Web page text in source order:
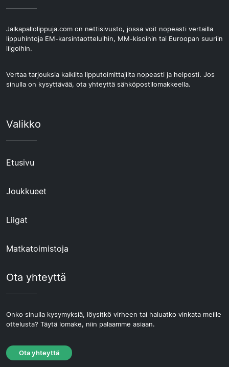
Jalkapallolippuja.com on nettisivusto, jossa voit nopeasti vertailla
lippuhintoja EM-karsintaotteluihin, MM-kisoihin tai Euroopan suuriin
liigoihin.
Vertaa tarjouksia kaikilta lipputoimittajilta nopeasti ja helposti. Jos
sinulla on kysyttävää, ota yhteyttä sähköpostilomakkeella.
Valikko
Etusivu
Joukkueet
Liigat
Matkatoimistoja
Ota yhteyttä
Onko sinulla kysymyksiä, löysitkö virheen tai haluatko vinkata meille
ottelusta? Täytä lomake, niin palaamme asiaan.
Ota yhteyttä